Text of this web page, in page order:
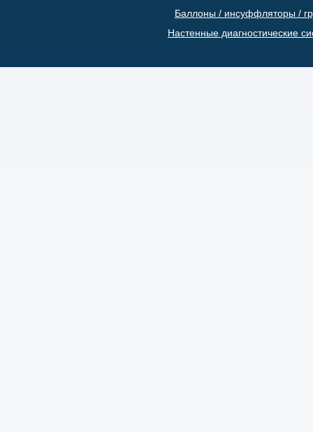
Баллоны / инсуффляторы /
Настенные диагностические